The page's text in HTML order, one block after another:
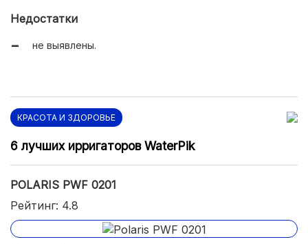
Недостатки
не выявлены.
КРАСОТА И ЗДОРОВЬЕ
6 лучших ирригаторов WaterPik
POLARIS PWF 0201
Рейтинг: 4.8